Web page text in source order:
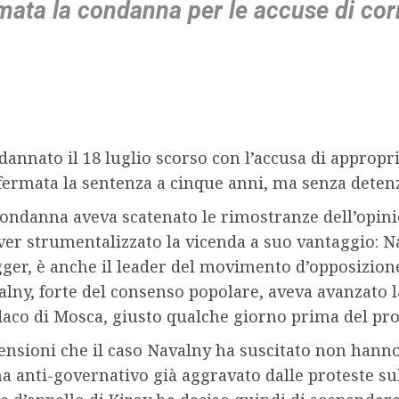
la condanna per le accuse di
il 18 luglio scorso con l’accusa di
la sentenza a cinque anni, ma senza
aveva scatenato le rimostranze
strumentalizzato la vicenda a suo vantaggio:
è anche il leader del movimento
forte del consenso popolare, aveva
di Mosca, giusto qualche giorno prima del
che il caso Navalny ha suscitato non
anti-governativo già aggravato dalle proteste